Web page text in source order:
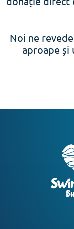
Noi ne
aproape și